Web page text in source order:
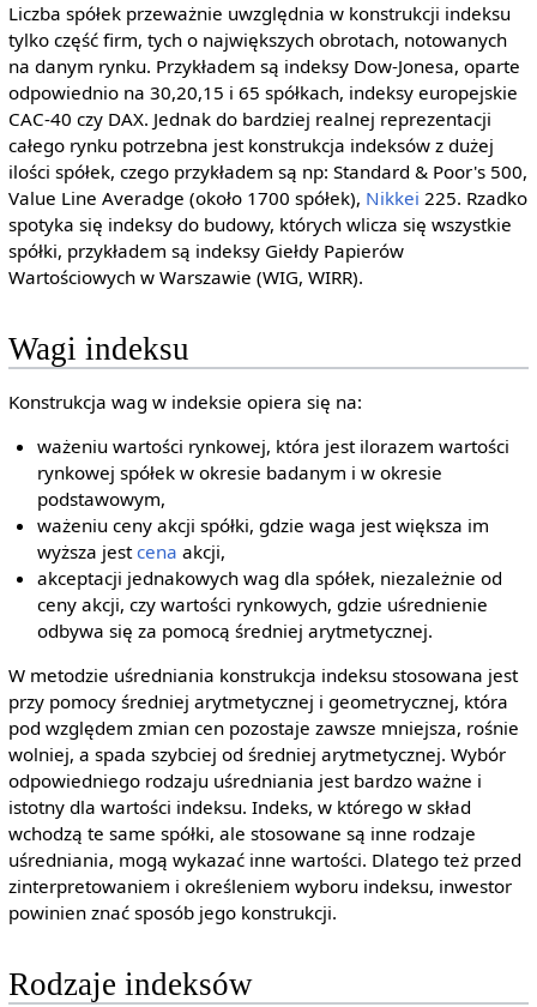
Liczba spółek przeważnie uwzględnia w konstrukcji indeksu
tylko część firm, tych o największych obrotach, notowanych
na danym rynku. Przykładem są indeksy Dow-Jonesa, oparte
odpowiednio na 30,20,15 i 65 spółkach, indeksy europejskie
CAC-40 czy DAX. Jednak do bardziej realnej reprezentacji
całego rynku potrzebna jest konstrukcja indeksów z dużej
ilości spółek, czego przykładem są np: Standard & Poor's 500,
Value Line Averadge (około 1700 spółek), Nikkei 225. Rzadko
spotyka się indeksy do budowy, których wlicza się wszystkie
spółki, przykładem są indeksy Giełdy Papierów
Wartościowych w Warszawie (WIG, WIRR).
Wagi indeksu
Konstrukcja wag w indeksie opiera się na:
ważeniu wartości rynkowej, która jest ilorazem wartości
rynkowej spółek w okresie badanym i w okresie
podstawowym,
ważeniu ceny akcji spółki, gdzie waga jest większa im
wyższa jestcena akcji,
akceptacji jednakowych wag dla spółek, niezależnie od
ceny akcji, czy wartości rynkowych, gdzie uśrednienie
odbywa się za pomocą średniej arytmetycznej.
W metodzie uśredniania konstrukcja indeksu stosowana jest
przy pomocy średniej arytmetycznej i geometrycznej, która
pod względem zmian cen pozostaje zawsze mniejsza, rośnie
wolniej, a spada szybciej od średniej arytmetycznej. Wybór
odpowiedniego rodzaju uśredniania jest bardzo ważne i
istotny dla wartości indeksu. Indeks, w którego w skład
wchodzą te same spółki, ale stosowane są inne rodzaje
uśredniania, mogą wykazać inne wartości. Dlatego też przed
zinterpretowaniem i określeniem wyboru indeksu, inwestor
powinien znać sposób jego konstrukcji.
Rodzaje indeksów